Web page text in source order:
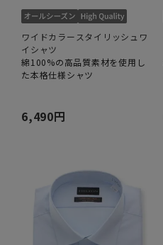
ワイドカラースタイリッシュワ
イシャツ
綿100%の高品質素材を使用し
た本格仕様シャツ
6,490円